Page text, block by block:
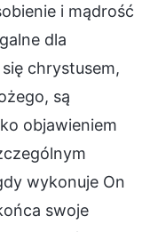
i mądrość
dla
chrystusem,
są
objawieniem
wykonuje On
swoje